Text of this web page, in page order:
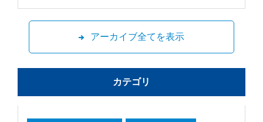
アーカイブ全てを表示
カテゴリ